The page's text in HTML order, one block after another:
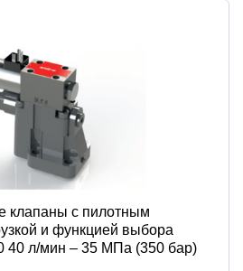
клапаны с пилотным
и функцией выбора
40 л/мин – 35 МПа (350 бар)